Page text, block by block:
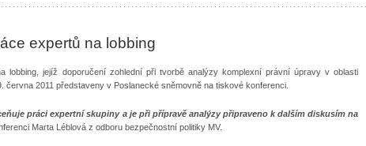
expertů na lobbing
lobbing, jejíž doporučení zohlední při tvorbě analýzy komplexní právní úpravy v oblasti
června 2011 představeny v Poslanecké sněmovně na tiskové konferenci.
práci expertní skupiny a je při přípravě analýzy připraveno k dalším diskusím na
Marta Léblová z odboru bezpečnostní politiky MV.